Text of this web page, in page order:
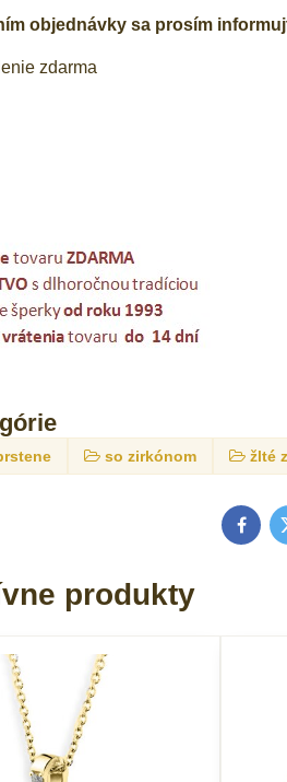
objednávky sa prosím
zdarma
so zirkónom žlté
produkty